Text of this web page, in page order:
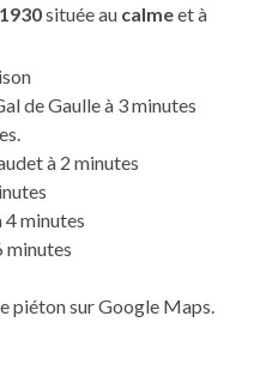
située au calmeet à
de Gaulle à 3 minutes
à 2 minutes
minutes
minutes
piéton sur Google Maps.